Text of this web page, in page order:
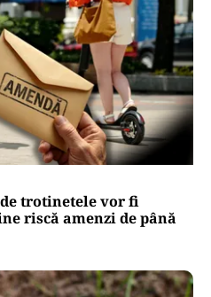
trotinetele vor fi
riscă amenzi de până